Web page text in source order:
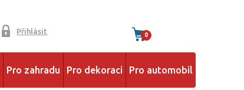
Přihlásit 0
Pro zahradu Pro dekoraci Pro automobil